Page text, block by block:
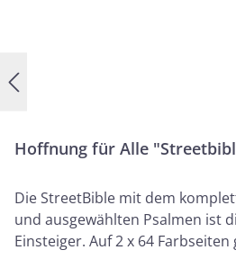
Hoffnung für Alle
Die StreetBible mit dem
und ausgewählten Psalmen ist
Einsteiger. Auf 2 x 64